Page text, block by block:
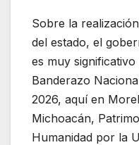
Sobre la
del estado, el
es muy
Banderazo
2026, aquí en
Michoacán,
Humanidad por la